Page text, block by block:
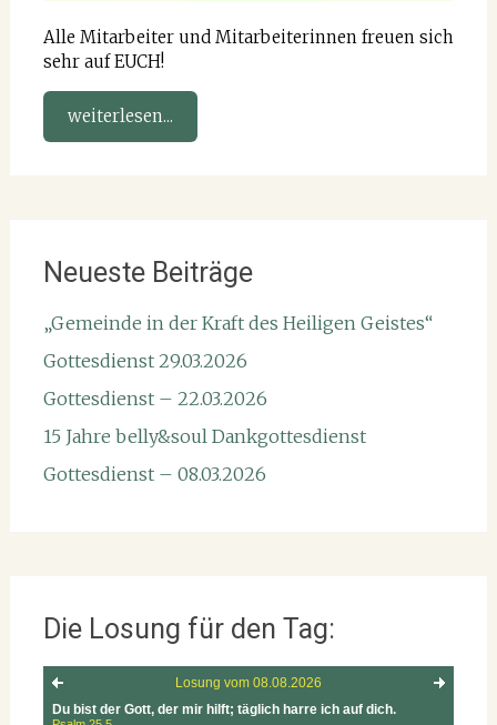
Alle Mitarbeiter und Mitarbeiterinnen freuen sich
sehr auf EUCH!
weiterlesen...
Neueste Beiträge
„Gemeinde in der Kraft des Heiligen Geistes“
Gottesdienst 29.03.2026
Gottesdienst – 22.03.2026
15 Jahre belly&soul Dankgottesdienst
Gottesdienst – 08.03.2026
Die Losung für den Tag: